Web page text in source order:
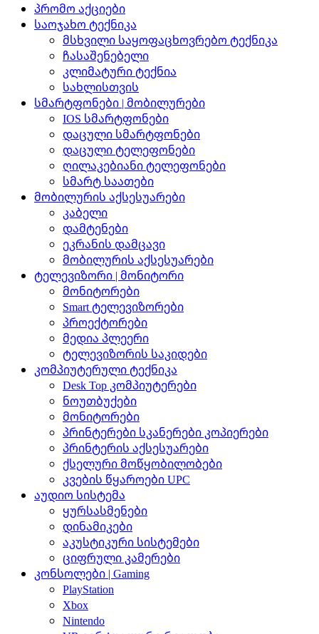
პრომო აქციები
საოჯახო ტექნიკა
მსხვილი საყოფაცხოვრებო ტექნიკა
ჩასაშენებელი
კლიმატური ტექნია
სახლისთვის
სმარტფონები | მობილურები
IOS სმარტფონები
დაცული სმარტფონები
დაცული ტელეფონები
ღილაკებიანი ტელეფონები
სმარტ საათები
მობილურის აქსესუარები
კაბელი
დამტენები
ეკრანის დამცავი
მობილურის აქსესუარები
ტელევიზორი | მონიტორი
მონიტორები
Smart ტელევიზორები
პროექტორები
მედია პლეერი
ტელევიზორის საკიდები
კომპიუტერული ტექნიკა
Desk Top კომპიუტერები
ნოუთბუქები
მონიტორები
პრინტერები სკანერები კოპიერები
პრინტერის აქსესუარები
ქსელური მოწყობილობები
კვების წყაროები UPC
აუდიო სისტემა
ყურსასმენები
დინამიკები
აკუსტიკური სისტემები
ციფრული კამერები
კონსოლები | Gaming
PlayStation
Xbox
Nintendo